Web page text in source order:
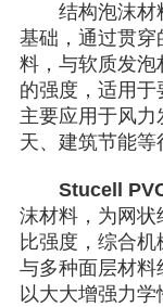
结构泡沫材
基础，通过贯
料，与软质发泡
的强度，适用于
主要应用于风
天、建筑节能等
Stucell
沫材料，为网状
比强度，综合
与多种面层材
以大大增强力